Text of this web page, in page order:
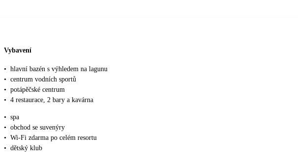
Vybavení
• hlavní bazén s výhledem na lagunu
• centrum vodních sportů
• potápěčské centrum
• 4 restaurace, 2 bary a kavárna
• spa
• obchod se suvenýry
• Wi-Fi zdarma po celém resortu
• dětský klub